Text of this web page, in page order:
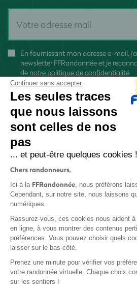
En fournissant mon adresse e-mail,
newsletter FFRandonnée et je
de notre politique de confidentialité
Protection des
Politique de
Continuer sans accepter
Les seules traces
que nous laissons
sont celles de nos
pas
... et peut-être quelques cookies !
Chers randonneurs,
Ici à la FFRandonnée, nous préférons
Cependant, sur notre site, nous laissons
numériques.
Rassurez-vous, ces cookies nous aident
en ligne, à vous montrer des contenus
préférences. Vous pouvez choisir quels
laisser sur le bas-côté.
Prenez une minute pour vérifier vos
votre randonnée virtuelle. Chaque choix
sur les sentiers !